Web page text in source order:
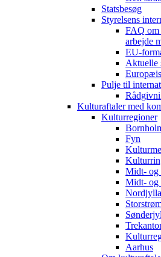
Statsbesøg
Styrelsens
FAQ om
arbejde
EU-
Aktuelle
Pulje til
Kulturaftaler med
Kulturregioner
Fyn
Midt- og
Midt- og
Aarhus